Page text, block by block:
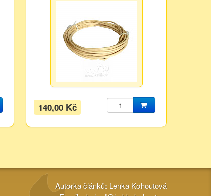
140,00 Kč
Autorka článků: Lenka Kohoutová